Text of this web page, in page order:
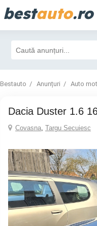
bestauto.ro
Bestauto Anunțuri Auto
Dacia Duster 1.6
Covasna, Targu Secuiesc